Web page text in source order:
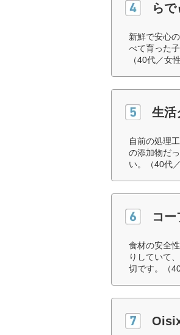
ら
新鮮で安心
べて育った
（40代／女性
生活
自前の処理
の添加物だ
い。（40代
コ
食材の安全
りしていて
切です。（